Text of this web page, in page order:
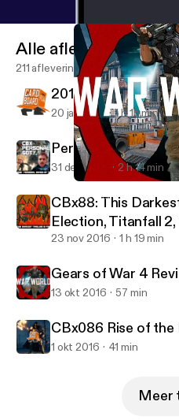
CBxCasts
Alle afleveringen
211 afleveringen
2016 GAME OF
20 jan 2017 1 h 15 min
Personal GOTY |
31 dec 2016 2 h 14 min
CBx88: This
Election, Titanfall
Pokemon
23 nov 2016 1 h 19 min
Gears of War 4
13 okt 2016 57 min
CBx086 Rise of the
1 okt 2016 41 min
Meer